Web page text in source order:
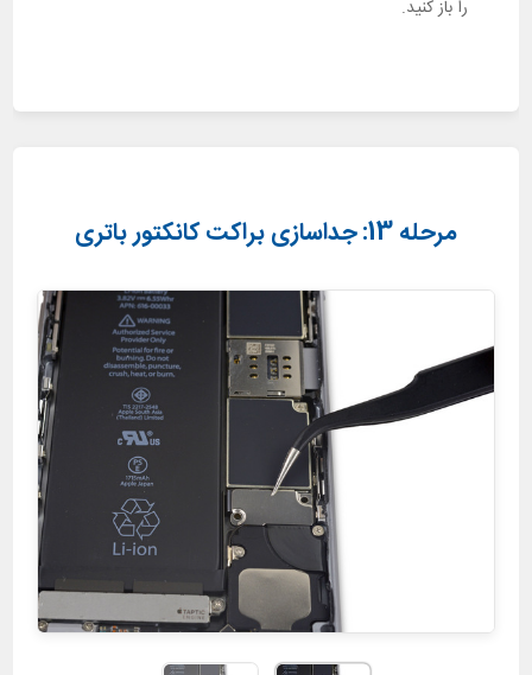
را باز کنید.
مرحله 13: جداسازی براکت کانکتور باتری